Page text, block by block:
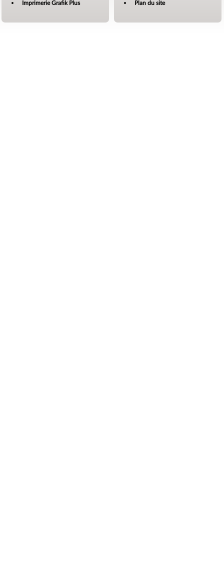
Imprimerie Grafik Plus
Plan du site